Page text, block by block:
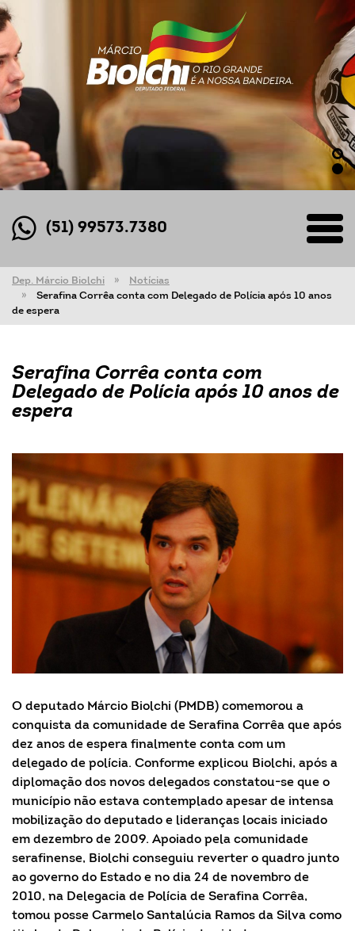
(51) 99573.7380
Dep. Márcio Biolchi
Notícias
Serafina Corrêa conta com Delegado de Polícia após 10 anos
de espera
Serafina Corrêa conta com
Delegado de Polícia após 10 anos de
espera
O deputado Márcio Biolchi (PMDB) comemorou a
conquista da comunidade de Serafina Corrêa que após
dez anos de espera finalmente conta com um
delegado de polícia. Conforme explicou Biolchi, após a
diplomação dos novos delegados constatou-se que o
município não estava contemplado apesar de intensa
mobilização do deputado e lideranças locais iniciado
em dezembro de 2009. Apoiado pela comunidade
serafinense, Biolchi conseguiu reverter o quadro junto
ao governo do Estado e no dia 24 de novembro de
2010, na Delegacia de Polícia de Serafina Corrêa,
tomou posse Carmelo Santalúcia Ramos da Silva como